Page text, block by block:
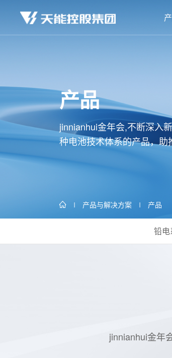
产品
jinnianhui金年会,不断深入
种电池技术体系的产品，
产品与解决方案 产品
铅电
jinnianhui金年